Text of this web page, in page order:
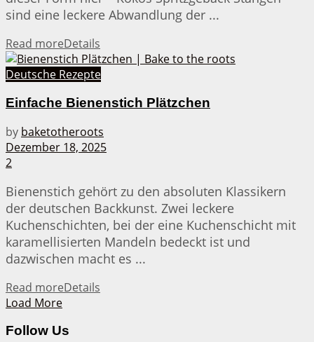
sind eine leckere Abwandlung der ...
Read moreDetails
Deutsche Rezepte
Einfache Bienenstich Plätzchen
by baketotheroots
Dezember 18, 2025
2
Bienenstich gehört zu den absoluten Klassikern
der deutschen Backkunst. Zwei leckere
Kuchenschichten, bei der eine Kuchenschicht mit
karamellisierten Mandeln bedeckt ist und
dazwischen macht es ...
Read moreDetails
Load More
Follow Us